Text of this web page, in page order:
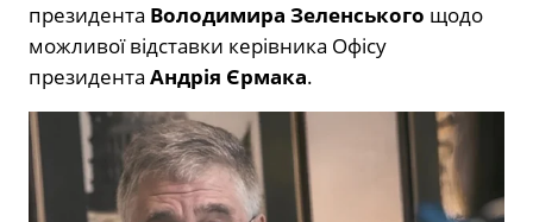
президента Володимира Зеленського щодо
можливої відставки керівника Офісу
президента Андрія Єрмака.